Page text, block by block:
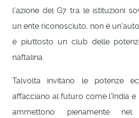
l'azione del G7 tra le istituzioni
un ente riconosciuto, non è
è piuttosto un club delle
naftalina.
Talvolta invitano le potenze
affacciano al futuro come l'India e
ammettono pienamente